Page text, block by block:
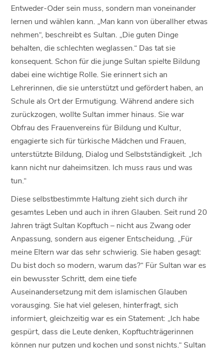
Entweder-Oder sein muss, sondern man voneinander
lernen und wählen kann. „Man kann von überallher etwas
nehmen“, beschreibt es Sultan. „Die guten Dinge
behalten, die schlechten weglassen.“ Das tat sie
konsequent. Schon für die junge Sultan spielte Bildung
dabei eine wichtige Rolle. Sie erinnert sich an
Lehrerinnen, die sie unterstützt und gefördert haben, an
Schule als Ort der Ermutigung. Während andere sich
zurückzogen, wollte Sultan immer hinaus. Sie war
Obfrau des Frauenvereins für Bildung und Kultur,
engagierte sich für türkische Mädchen und Frauen,
unterstützte Bildung, Dialog und Selbstständigkeit. „Ich
kann nicht nur daheimsitzen. Ich muss raus und was
tun.“
Diese selbstbestimmte Haltung zieht sich durch ihr
gesamtes Leben und auch in ihren Glauben. Seit rund 20
Jahren trägt Sultan Kopftuch – nicht aus Zwang oder
Anpassung, sondern aus eigener Entscheidung. „Für
meine Eltern war das sehr schwierig. Sie haben gesagt:
Du bist doch so modern, warum das?“ Für Sultan war es
ein bewusster Schritt, dem eine tiefe
Auseinandersetzung mit dem islamischen Glauben
vorausging. Sie hat viel gelesen, hinterfragt, sich
informiert, gleichzeitig war es ein Statement: „Ich habe
gespürt, dass die Leute denken, Kopftuchträgerinnen
können nur putzen und kochen und sonst nichts.“ Sultan